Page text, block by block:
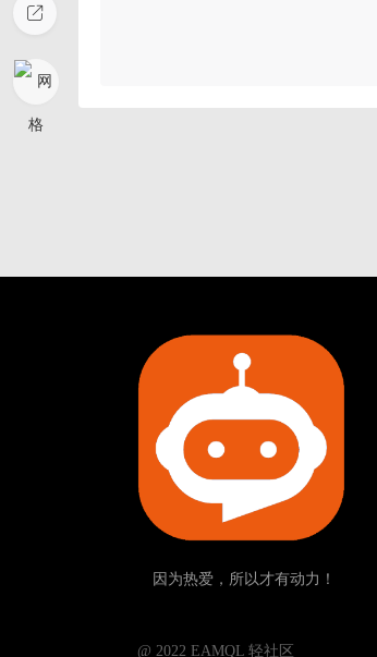
因为热爱，所以才有动力！
­­­­­ @ 2022 EAMQL 轻社区